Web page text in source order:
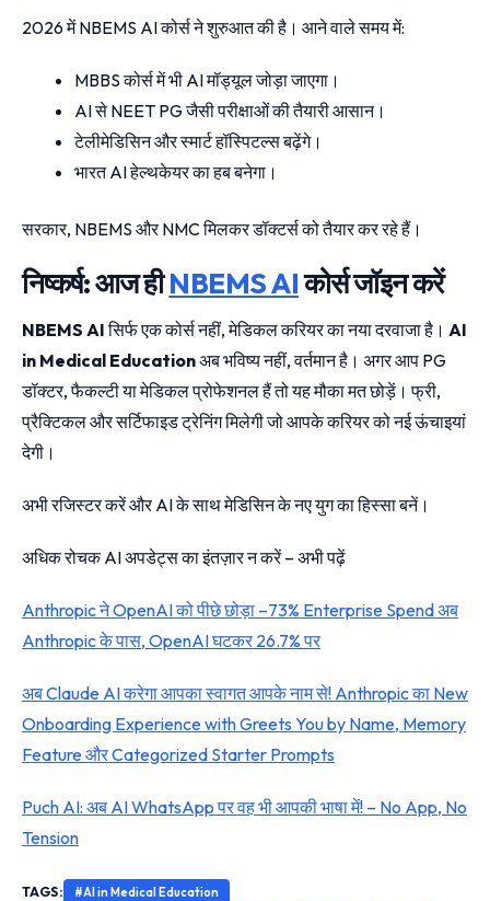
2026 में NBEMS AI कोर्स ने शुरुआत की है। आने वाले समय में:
MBBS कोर्स में भी AI मॉड्यूल जोड़ा जाएगा।
AI से NEET PG जैसी परीक्षाओं की तैयारी आसान।
टेलीमेडिसिन और स्मार्ट हॉस्पिटल्स बढ़ेंगे।
भारत AI हेल्थकेयर का हब बनेगा।
सरकार, NBEMS और NMC मिलकर डॉक्टर्स को तैयार कर रहे हैं।
निष्कर्ष: आज हीNBEMS AIकोर्स जॉइन करें
NBEMS AIसिर्फ एक कोर्स नहीं, मेडिकल करियर का नया दरवाजा है। AI
in Medical Educationअब भविष्य नहीं, वर्तमान है। अगर आप PG
डॉक्टर, फैकल्टी या मेडिकल प्रोफेशनल हैं तो यह मौका मत छोड़ें। फ्री,
प्रैक्टिकल और सर्टिफाइड ट्रेनिंग मिलेगी जो आपके करियर को नई ऊंचाइयां
देगी।
अभी रजिस्टर करें और AI के साथ मेडिसिन के नए युग का हिस्सा बनें।
अधिक रोचक AI अपडेट्स का इंतज़ार न करें – अभी पढ़ें
Anthropic ने OpenAI को पीछे छोड़ा –73% Enterprise Spend अब
Anthropic के पास, OpenAI घटकर 26.7% पर
अब Claude AI करेगा आपका स्वागत आपके नाम से! Anthropic का New
Onboarding Experience with Greets You by Name, Memory
Feature और Categorized Starter Prompts
Puch AI: अब AI WhatsApp पर वह भी आपकी भाषा में! – No App, No
Tension
TAGS:
#AI in Medical Education